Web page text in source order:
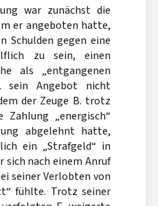
war zunächst die
er angeboten hatte,
Schulden gegen eine
zu sein, einen
als „entgangenen
sein Angebot nicht
der Zeuge B. trotz
Zahlung „energisch“
abgelehnt hatte,
ein „Strafgeld“ in
sich nach einem Anruf
seiner Verlobten von
fühlte. Trotz seiner